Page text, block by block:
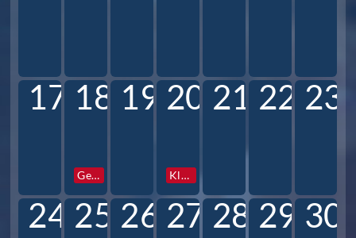
17 18
Gesamtkonferenz
19 20
Klassen und Profilstunden
21 22 23
24 25 26 27 28 29 30